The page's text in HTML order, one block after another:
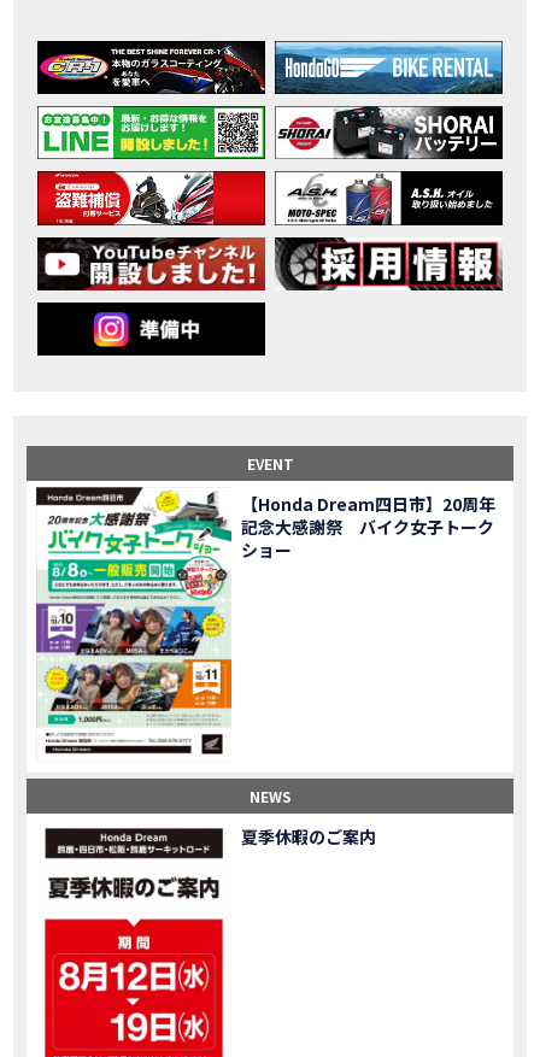
CAMPAIGN 免許取得サポートキャンペーン実施中！
EVENT ［三重県下最大級のバイクイベント］2026MIE BIKE FES開催
MOVIE 【ホンダ バイク】【バイク女子】怖くて乗れなかったあの憧れバイク、ついに乗ります！
MOVIE 【ホンダ バイク】バイクが動かなくなった…原因不明で入院します
CAMPAIGN Rebel 250 E-Clutch シリーズ 洋用品購入サポートキャンペーン
MOVIE 【ホンダ バイク】CB1000F 4台で三重県ツーリング！梅本まどかさん、MIISAさんと一日笑った【ポケふた】Honda
MOVIE 【ホンダ バイク】【GB350C S】梅本まどかさんと三重県ツーリング満喫しました！ポケふた探し第1弾【モトブログ】
MOVIE 【ホンダドリーム新春初売り特別企画】のご紹介！！
MOVIE こんなことある？！CB1000Fでツーリングイベントに参戦したのだが・・
【新車】CB1000Fで11時間ツーリングした素直なレビュー【モトブログ】Honda CB
MOVIE 【事故寸前】200kmレッカー、そしてさらなる原因が判明し、修理代が膨れ上がった結果
MOVIE 2025X-ADV 最高の旅バイクで街乗りも最適！ADVが20台でツーリングしました｜Honda ADV160
NEW BIKENEWS CB1000F販売中！！
MOVIE 【バイク女子】ごめんなさい。大切なツーリングでやらかしてしまった…
MOVIE 【バイク女子】下道444kmぶっ通しで走った結果がヤバかった
MOVIE 【バイク女子】最安！三重→東京〇〇〇円で行けちゃった
MOVIE 新型スーパーカブ110レビュー！C125 CT125で女子ツーリング 最高！Honda Super Cub(JA59)
MOVIE 【世界一の燃費Super cub】給油せずにどこまで行けるかやってみたら大変なことになりました
MOVIE 【バイク女子の挑戦】世界一の最強バイクでついにやります。
MOVIE 【バイク女子】この動画を見たらイライラするかもしれません。ごめんなさい。
MOVIE 【バイク用ドラレコ】センサーで感知！駐車場でバイクの周りを…
おめでたい人生初バイク納車！スタッフがまさかの対応…
【激カワ女子登場】バイク女子はツーリング中も〇〇が大好き♡
MOVIE 正統派NC750X！大型二輪教習から10年目の素直な感想|Honda NC750X DCT【バイク女子ツーリング】
MOVIE 女が乗るバイクじゃない？低身長女が検証します
MOVIE 【福井1泊ツーリング】バイク女子、仲悪いって本当？
MOVIE 大型ツアラー！Gold Wing Tour 50th ANNIVWRSARYは女性ライダーでもツーリングを楽しめるのか検証してみた｜Honda ゴールドウイング
MOVIE 【Monkey125】初めてモンキー！意外な◯◯へ行って来た【三重ホンダヒート】
NEW BIKE 大型ツアラー「Gold Wing Tour」と特別仕様の 「Gold Wing Tour 50th ANNIVERSARY」を 受注期間限定で発売
【三重県】女性ライダーツーリングを満喫しました｜CB1000HORNET CB750HORNET CB650R E-Clutch
MOVIE 【女子ツーの実態】恥ずかしいけど、暴露しました。
EVENT
【Honda Dream四日市】20周年
記念大感謝祭 バイク女子トーク
ショー
NEWS
夏季休暇のご案内